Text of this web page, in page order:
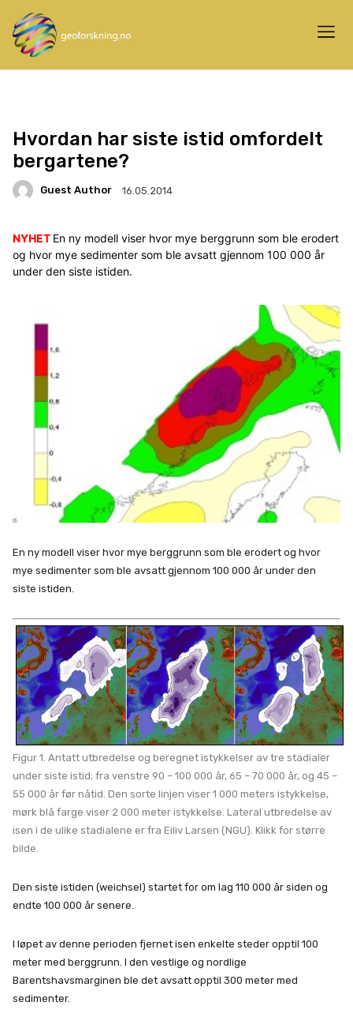
Hvordan har siste istid omfordelt
bergartene?
Guest Author 16.05.2014
NYHET En ny modell viser hvor mye berggrunn som ble erodert
og hvor mye sedimenter som ble avsatt gjennom 100 000 år
under den siste istiden.
En ny modell viser hvor mye berggrunn som ble erodert og hvor
mye sedimenter som ble avsatt gjennom 100 000 år under den
siste istiden.
Figur 1. Antatt utbredelse og beregnet istykkelser av tre stadialer
under siste istid; fra venstre 90 – 100 000 år, 65 – 70 000 år, og 45 –
55 000 år før nåtid. Den sorte linjen viser 1 000 meters istykkelse,
mørk blå farge viser 2 000 meter istykkelse. Lateral utbredelse av
isen i de ulike stadialene er fra Eiliv Larsen (NGU). Klikk for større
bilde.
Den siste istiden (weichsel) startet for om lag 110 000 år siden og
endte 100 000 år senere.
I løpet av denne perioden fjernet isen enkelte steder opptil 100
meter med berggrunn. I den vestlige og nordlige
Barentshavsmarginen ble det avsatt opptil 300 meter med
sedimenter.